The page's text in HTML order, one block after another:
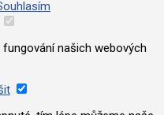
našich webových